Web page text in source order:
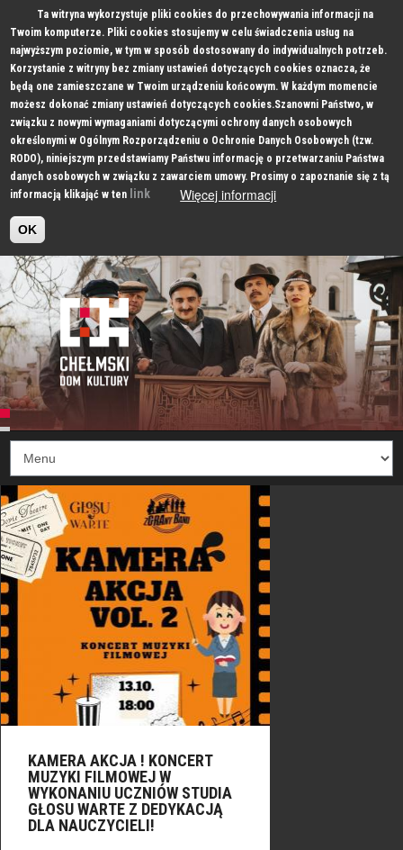
Ta witryna wykorzystuje pliki cookies do przechowywania informacji na
Twoim komputerze. Pliki cookies stosujemy w celu świadczenia usług na
najwyższym poziomie, w tym w sposób dostosowany do indywidualnych potrzeb.
Korzystanie z witryny bez zmiany ustawień dotyczących cookies oznacza, że
będą one zamieszczane w Twoim urządzeniu końcowym. W każdym momencie
możesz dokonać zmiany ustawień dotyczących cookies.Szanowni Państwo, w
związku z nowymi wymaganiami dotyczącymi ochrony danych osobowych
określonymi w Ogólnym Rozporządzeniu o Ochronie Danych Osobowych (tzw.
RODO), niniejszym przedstawiamy Państwu informację o przetwarzaniu Państwa
danych osobowych w związku z zawarciem umowy. Prosimy o zapoznanie się z tą
informacją klikająć w ten link Więcej informacji
OK
KAMERA AKCJA ! KONCERT
MUZYKI FILMOWEJ W
WYKONANIU UCZNIÓW STUDIA
GŁOSU WARTE Z DEDYKACJĄ
DLA NAUCZYCIELI!